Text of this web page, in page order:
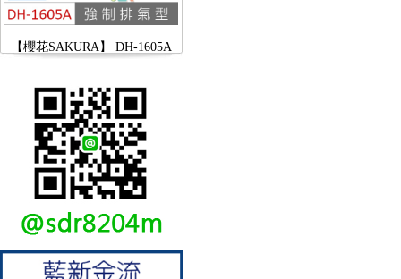
【櫻花SAKURA】 DH-1605A
16公升/分 數位恆溫 LCD溫度設
定 分段火排